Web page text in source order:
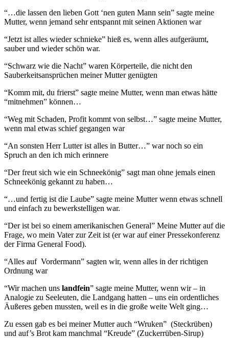
“…die lassen den lieben Gott ‘nen guten Mann sein” sagte meine
Mutter, wenn jemand sehr entspannt mit seinen Aktionen war
“Jetzt ist alles wieder schnieke” hieß es, wenn alles aufgeräumt,
sauber und wieder schön war.
“Schwarz wie die Nacht” waren Körperteile, die nicht den
Sauberkeitsansprüchen meiner Mutter genügten
“Komm mit, du frierst” sagte meine Mutter, wenn man etwas hätte
“mitnehmen” können…
“Weg mit Schaden, Profit kommt von selbst…” sagte meine Mutter,
wenn mal etwas schief gegangen war
“An sonsten Herr Lutter ist alles in Butter…” war noch so ein
Spruch an den ich mich erinnere
“Der freut sich wie ein Schneekönig” sagt man ohne jemals einen
Schneekönig gekannt zu haben…
“…und fertig ist die Laube” sagte meine Mutter wenn etwas schnell
und einfach zu bewerkstelligen war.
“Der ist bei so einem amerikanischen General” Meine Mutter auf die
Frage, wo mein Vater zur Zeit ist (er war auf einer Pressekonferenz
der Firma General Food).
“Alles auf Vordermann” sagten wir, wenn alles in der richtigen
Ordnung war
“Wir machen uns landfein” sagte meine Mutter, wenn wir – in
Analogie zu Seeleuten, die Landgang hatten – uns ein ordentliches
Äußeres geben mussten, weil es in die große weite Welt ging…
Zu essen gab es bei meiner Mutter auch “Wruken” (Steckrüben)
und auf’s Brot kam manchmal “Kreude” (Zuckerrüben-Sirup)